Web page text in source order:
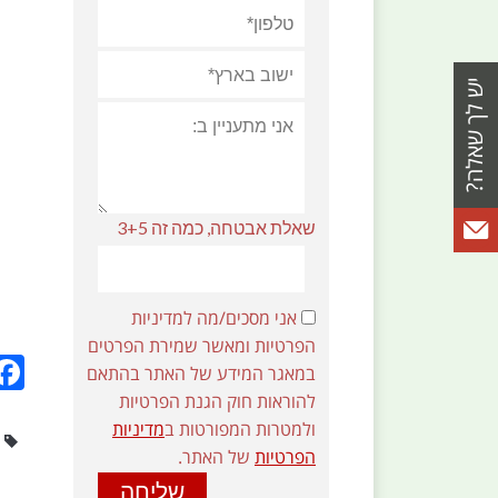
שאלת אבטחה, כמה זה 3+5
אני מסכים/מה למדיניות
הפרטיות ומאשר שמירת הפרטים
במאגר המידע של האתר בהתאם
להוראות חוק הגנת הפרטיות
ולמטרות המפורטות במדיניות
הפרטיות של האתר.